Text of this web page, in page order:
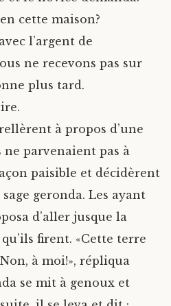
cette maison?
l’argent de
ne recevons pas sur
plus tard.
à propos d’une
parvenaient pas à
paisible et décidèrent
sage geronda. Les ayant
d’aller jusque la
firent. «Cette terre
à moi!», répliqua
se mit à genoux et